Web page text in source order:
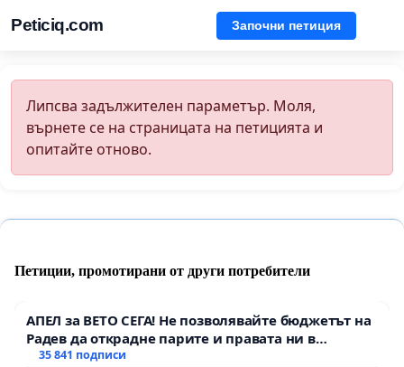
Peticiq.com Започни петиция
Липсва задължителен параметър. Моля,
върнете се на страницата на петицията и
опитайте отново.
Петиции, промотирани от други потребители
АПЕЛ за ВЕТО СЕГА! Не позволявайте бюджетът на
Радев да открадне парите и правата ни в
тъмното
35 841 подписи